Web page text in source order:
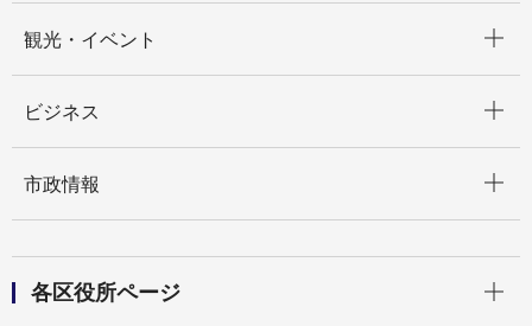
観光・イベント
ビジネス
市政情報
各区役所ページ